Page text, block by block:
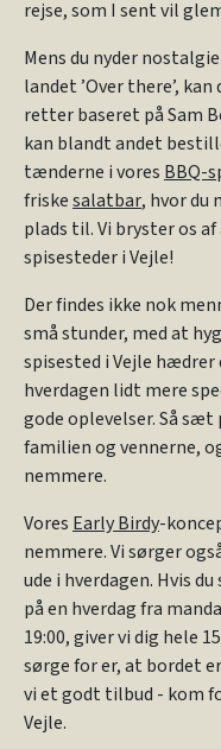
rejse, som I sent vil
Mens du nyder
landet ’Over there’,
retter baseret på Sam
kan blandt andet
tænderne i vores BBQ-
friskesalatbar, hvor du
plads til. Vi bryster os
spisesteder i Vejle!
Der findes ikke nok
små stunder, med at
spisested i Vejle
hverdagen lidt mere
gode oplevelser. Så
familien og vennerne,
nemmere.
Vores Early Birdy-
nemmere. Vi sørger
ude i hverdagen. Hvis
på en hverdag fra
19:00, giver vi dig hele
sørge for er, at bordet
vi et godt tilbud - kom
Vejle.